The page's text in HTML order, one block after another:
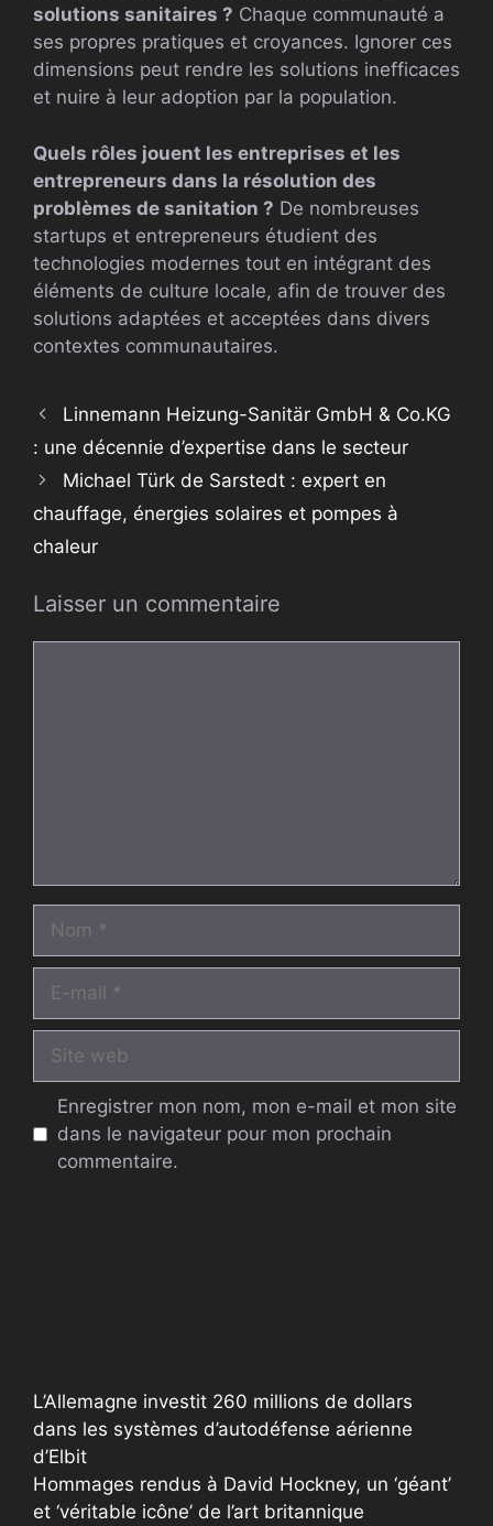
solutions sanitaires ? Chaque communauté a
ses propres pratiques et croyances. Ignorer ces
dimensions peut rendre les solutions inefficaces
et nuire à leur adoption par la population.
Quels rôles jouent les entreprises et les
entrepreneurs dans la résolution des
problèmes de sanitation ? De nombreuses
startups et entrepreneurs étudient des
technologies modernes tout en intégrant des
éléments de culture locale, afin de trouver des
solutions adaptées et acceptées dans divers
contextes communautaires.
Linnemann Heizung-Sanitär GmbH & Co.KG
: une décennie d’expertise dans le secteur
Michael Türk de Sarstedt : expert en
chauffage, énergies solaires et pompes à
chaleur
Laisser un commentaire
Enregistrer mon nom, mon e-mail et mon site
dans le navigateur pour mon prochain
commentaire.
r
n
a
t
L’Allemagne investit 260 millions de dollars
dans les systèmes d’autodéfense aérienne
d’Elbit
Hommages rendus à David Hockney, un ‘géant’
et ‘véritable icône’ de l’art britannique